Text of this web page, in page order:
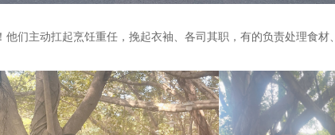
们主动扛起烹饪重任，挽起衣袖、各司其职，有的负责处理食